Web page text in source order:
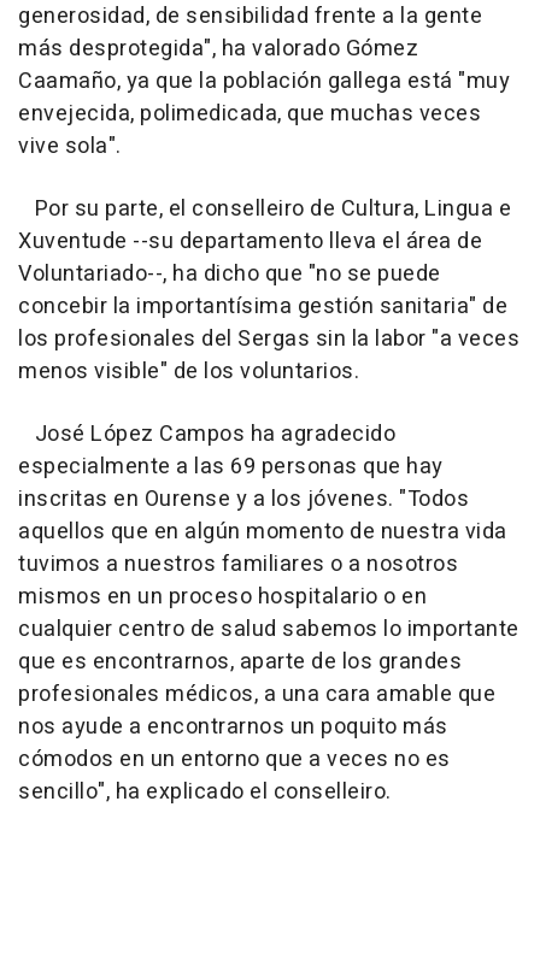
generosidad, de sensibilidad frente a la gente
más desprotegida", ha valorado Gómez
Caamaño, ya que la población gallega está "muy
envejecida, polimedicada, que muchas veces
vive sola".
Por su parte, el conselleiro de Cultura, Lingua e
Xuventude --su departamento lleva el área de
Voluntariado--, ha dicho que "no se puede
concebir la importantísima gestión sanitaria" de
los profesionales del Sergas sin la labor "a veces
menos visible" de los voluntarios.
José López Campos ha agradecido
especialmente a las 69 personas que hay
inscritas en Ourense y a los jóvenes. "Todos
aquellos que en algún momento de nuestra vida
tuvimos a nuestros familiares o a nosotros
mismos en un proceso hospitalario o en
cualquier centro de salud sabemos lo importante
que es encontrarnos, aparte de los grandes
profesionales médicos, a una cara amable que
nos ayude a encontrarnos un poquito más
cómodos en un entorno que a veces no es
sencillo", ha explicado el conselleiro.